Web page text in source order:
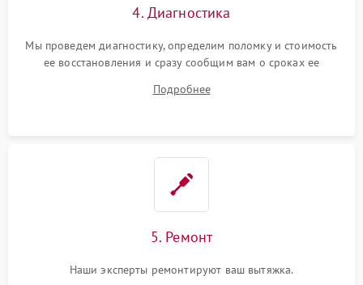
4. Диагностика
Мы проведем диагностику, определим поломку и стоимость
ее восстановления и сразу сообщим вам о сроках ее
Подробнее
5. Ремонт
Наши эксперты ремонтируют ваш вытяжка.